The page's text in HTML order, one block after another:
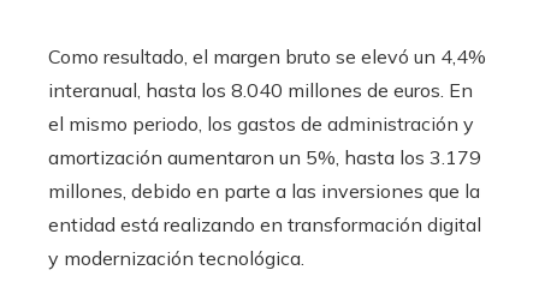
Como resultado, el margen bruto se elevó un 4,4%
interanual, hasta los 8.040 millones de euros. En
el mismo periodo, los gastos de administración y
amortización aumentaron un 5%, hasta los 3.179
millones, debido en parte a las inversiones que la
entidad está realizando en transformación digital
y modernización tecnológica.